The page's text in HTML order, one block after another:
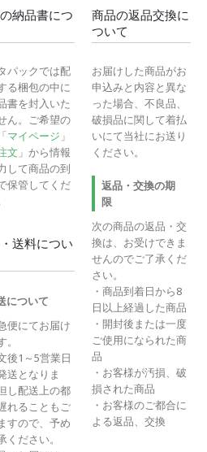
納品書につ
パックでは配
る梱包の中に
書を封入いた
ん。ご希望の
マイページ 」
文 」から情報
して商品の到
保管してくだ
送料につい
について
便にてお届け
。
後1～5営業日
送となりま
し配送上の都
れることもご
すので、予め
ください。
商品の返品交換に
ついて
お届けした商品がお
申込みと内容と異な
った場合、不良品、
破損品に関して着払
いにて当社にお送り
ください。
返品・交換の期
限
次の商品の返品・交
換は、お受けできま
せんのでご了承くだ
さい。
・商品到着日から8
日以上経過した商品
・開封後または一度
ご使用になられた商
品
・お客様が汚損、破
損された商品
・お客様のご都合に
よる返品、交換